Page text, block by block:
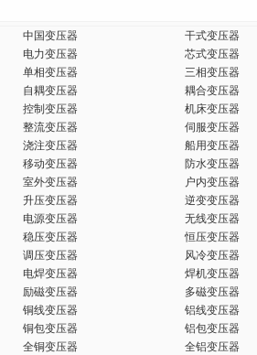
键
词
中国变压器
干式变压器
电力变压器
芯式变压器
单相变压器
三相变压器
自耦变压器
耦合变压器
控制变压器
机床变压器
整流变压器
伺服变压器
浇注变压器
船用变压器
移动变压器
防水变压器
室外变压器
户内变压器
升压变压器
逆变变压器
电源变压器
无线变压器
稳压变压器
恒压变压器
调压变压器
风冷变压器
电焊变压器
焊机变压器
励磁变压器
多磁变压器
铜线变压器
铝线变压器
铜包变压器
铝包变压器
全铜变压器
全铝变压器